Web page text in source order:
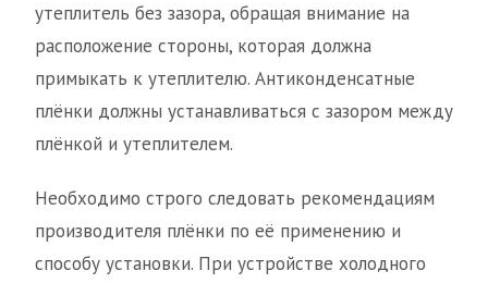
утеплитель без зазора, обращая внимание на
расположение стороны, которая должна
примыкать к утеплителю. Антиконденсатные
плёнки должны устанавливаться с зазором между
плёнкой и утеплителем.
Необходимо строго следовать рекомендациям
производителя плёнки по её применению и
способу установки. При устройстве холодного